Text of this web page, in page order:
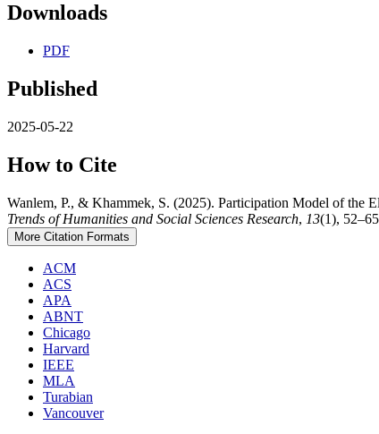
Downloads
PDF
Published
2025-05-22
How to Cite
Wanlem, P., & Khammek, S. (2025). Participation Model of the
Trends of Humanities and Social Sciences Research, 13(1),
More Citation Formats
ACM
ACS
APA
ABNT
Chicago
Harvard
IEEE
MLA
Turabian
Vancouver